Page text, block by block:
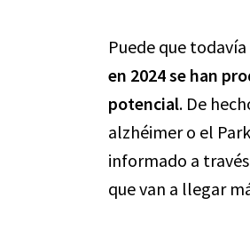
Puede que
en 2024 se han
potencial. De
alzhéimer o el
informado a
que van a llegar